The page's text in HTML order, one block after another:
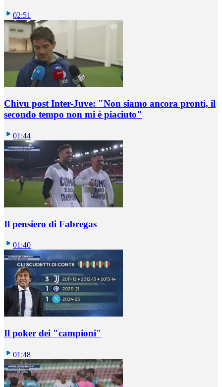
02:51
Chivu post Inter-Juve: "Non siamo ancora pronti, il
secondo tempo non mi è piaciuto"
01:44
Il pensiero di Fabregas
01:40
Il poker dei "campioni"
01:48